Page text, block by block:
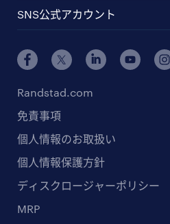
SNS公式アカウント
Randstad.com
免責事項
個人情報のお取扱い
個人情報保護方針
ディスクロージャーポリシー
MRP